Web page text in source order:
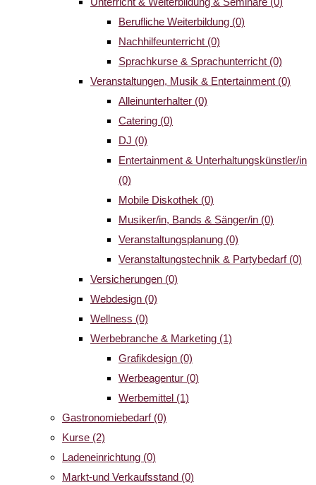
Berufliche Weiterbildung (0)
Nachhilfeunterricht (0)
Sprachkurse & Sprachunterricht (0)
Veranstaltungen, Musik & Entertainment (0)
Alleinunterhalter (0)
Catering (0)
DJ (0)
Entertainment & Unterhaltungskünstler/in
(0)
Mobile Diskothek (0)
Musiker/in, Bands & Sänger/in (0)
Veranstaltungsplanung (0)
Veranstaltungstechnik & Partybedarf (0)
Versicherungen (0)
Webdesign (0)
Wellness (0)
Werbebranche & Marketing (1)
Grafikdesign (0)
Werbeagentur (0)
Werbemittel (1)
Gastronomiebedarf (0)
Kurse (2)
Ladeneinrichtung (0)
Markt-und Verkaufsstand (0)